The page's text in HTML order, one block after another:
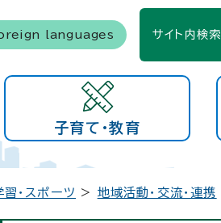
languages サイト内検索
子育て・教育
・スポーツ > 地域活動・交流・連携